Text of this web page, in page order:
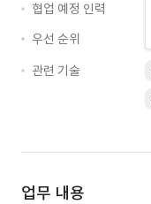
협업 예정 인력
우선 순위
관련 기술
업무 내용